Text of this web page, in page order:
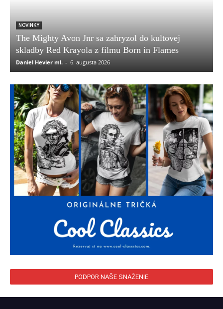
NOVINKY
The Mighty Avon Jnr sa zahryzol do kultovej
skladby Red Krayola z filmu Born in Flames
Daniel Hevier ml. - 6. augusta 2026
PODPOR NAŠE SNAŽENIE